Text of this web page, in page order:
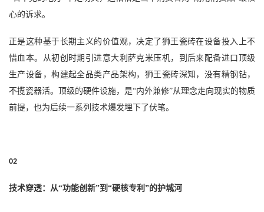
心的诉求。
正是这种基于长期主义的价值观，决定了狮王瓷砖在设备投入上不
惜血本。从初创时期引进意大利萨克米压机，到后来配备进口顶级
生产设备，构建起全品类产品架构，狮王瓷砖深知，没有精钢钻，
不揽瓷器活。顶级的硬件设施，是“内外兼修”从理念走向现实的物质
前提，也为后续一系列技术爆发埋下了伏笔。
02
技术穿透：从“功能创新”到“硬核专利”的护城河